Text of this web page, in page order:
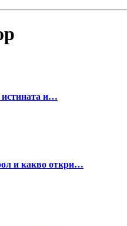
истината и…
и какво откри…